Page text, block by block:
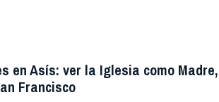
en Asís: ver la Iglesia como Madre,
Francisco